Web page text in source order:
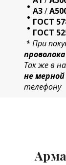
А3/
ГОСТ
ГОСТ
* При
проволока
Так же в
не мерной
телефону